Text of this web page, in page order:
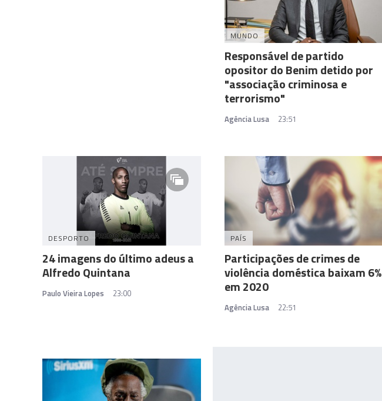
MUNDO
Responsável de partido
opositor do Benim detido por
"associação criminosa e
terrorismo"
Agência Lusa 23:51
DESPORTO
24 imagens do último adeus a
Alfredo Quintana
Paulo Vieira Lopes 23:00
PAÍS
Participações de crimes de
violência doméstica baixam 6%
em 2020
Agência Lusa 22:51